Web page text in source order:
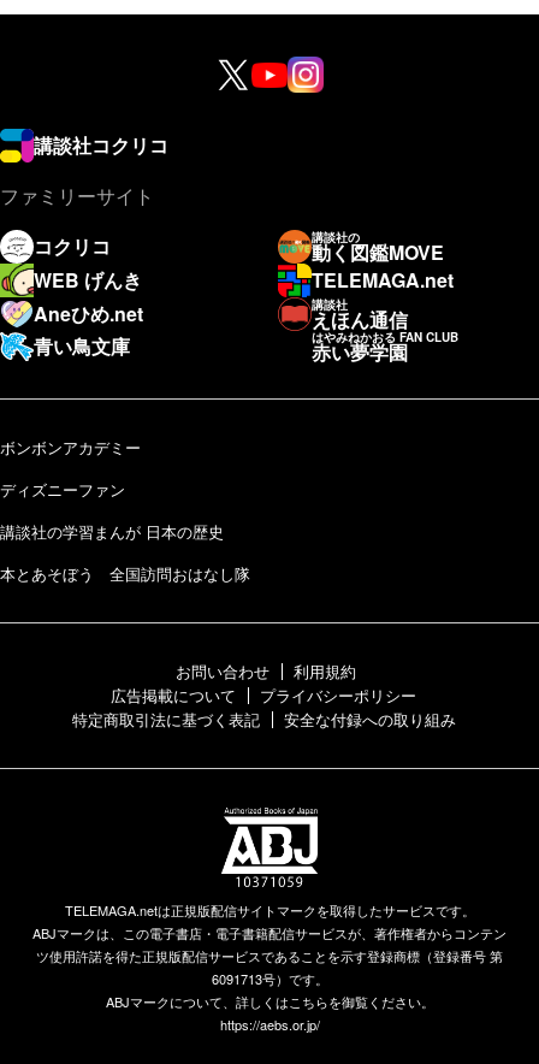
講談社コクリコ
ファミリーサイト
コクリコ
講談社の
動く図鑑MOVE
WEB げんき
TELEMAGA.net
Aneひめ.net
講談社
えほん通信
青い鳥文庫
はやみねかおる FAN CLUB
赤い夢学園
ボンボンアカデミー
ディズニーファン
講談社の学習まんが 日本の歴史
本とあそぼう 全国訪問おはなし隊
お問い合わせ
利用規約
広告掲載について
プライバシーポリシー
特定商取引法に基づく表記
安全な付録への取り組み
TELEMAGA.netは正規版配信サイトマークを取得したサービスです。
ABJマークは、この電子書店・電子書籍配信サービスが、著作権者からコンテン
ツ使用許諾を得た正規版配信サービスであることを示す登録商標（登録番号 第
6091713号）です。
ABJマークについて、詳しくはこちらを御覧ください。
https://aebs.or.jp/